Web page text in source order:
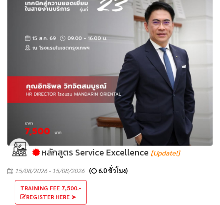
หลักสูตร Service Excellence [Update!]
15/08/2026 - 15/08/2026 ( 6.0 ชั่วโมง)
TRAINING FEE 7,500.-
REGISTER HERE ➤